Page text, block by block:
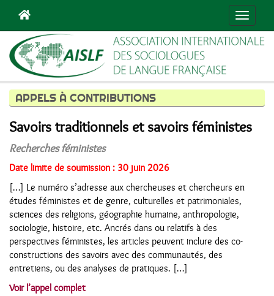
APPELS À CONTRIBUTIONS
Savoirs traditionnels et savoirs féministes
Recherches féministes
Date limite de soumission : 30 juin 2026
[…] Le numéro s’adresse aux chercheuses et chercheurs en
études féministes et de genre, culturelles et patrimoniales,
sciences des religions, géographie humaine, anthropologie,
sociologie, histoire, etc. Ancrés dans ou relatifs à des
perspectives féministes, les articles peuvent inclure des co-
constructions des savoirs avec des communautés, des
entretiens, ou des analyses de pratiques. […]
Voir l’appel complet